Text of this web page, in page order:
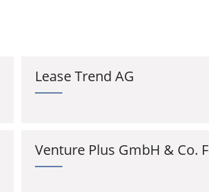
Lease Trend AG
Venture Plus GmbH & Co.